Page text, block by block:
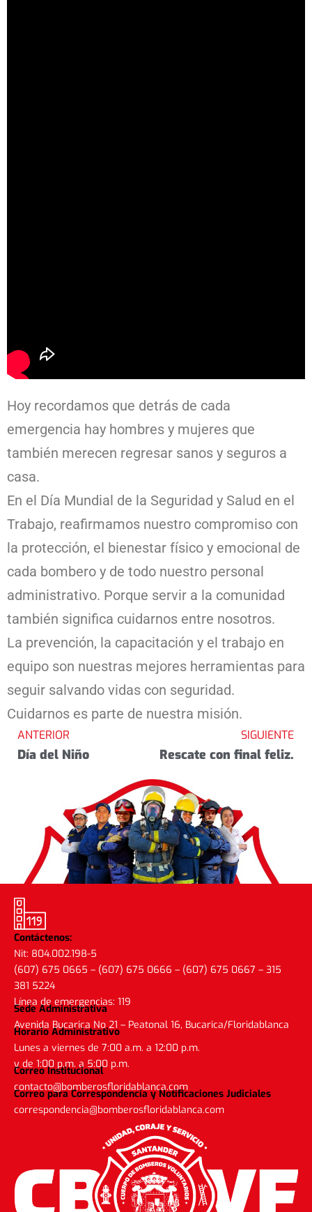
Hoy recordamos que detrás de cada
emergencia hay hombres y mujeres que
también merecen regresar sanos y seguros a
casa.
En el Día Mundial de la Seguridad y Salud en el
Trabajo, reafirmamos nuestro compromiso con
la protección, el bienestar físico y emocional de
cada bombero y de todo nuestro personal
administrativo. Porque servir a la comunidad
también significa cuidarnos entre nosotros.
La prevención, la capacitación y el trabajo en
equipo son nuestras mejores herramientas para
seguir salvando vidas con seguridad.
Cuidarnos es parte de nuestra misión.
ANTERIOR
Día del Niño
SIGUIENTE
Rescate con final feliz.
Contáctenos:
Nit: 804.002.198-5
(607) 675 0665 – (607) 675 0666 – (607) 675 0667 – 315
381 5224
Línea de emergencias: 119
Sede Administrativa
Avenida Bucarica No 21 – Peatonal 16, Bucarica/Floridablanca
Horario Administrativo
Lunes a viernes de 7:00 a.m. a 12:00 p.m.
y de 1:00 p.m. a 5:00 p.m.
Correo Institucional
contacto@bomberosfloridablanca.com
Correo para Correspondencia y Notificaciones Judiciales
correspondencia@bomberosfloridablanca.com